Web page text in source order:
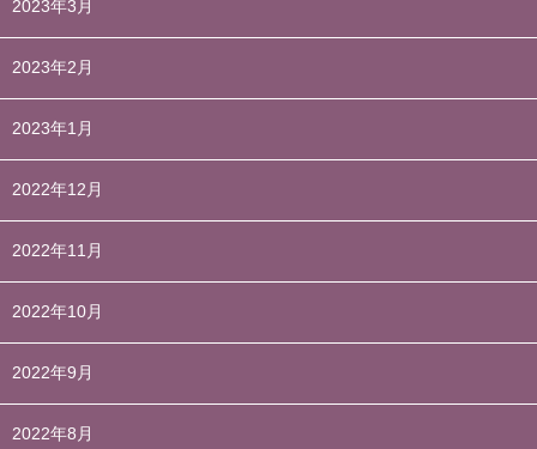
2023年3月
2023年2月
2023年1月
2022年12月
2022年11月
2022年10月
2022年9月
2022年8月